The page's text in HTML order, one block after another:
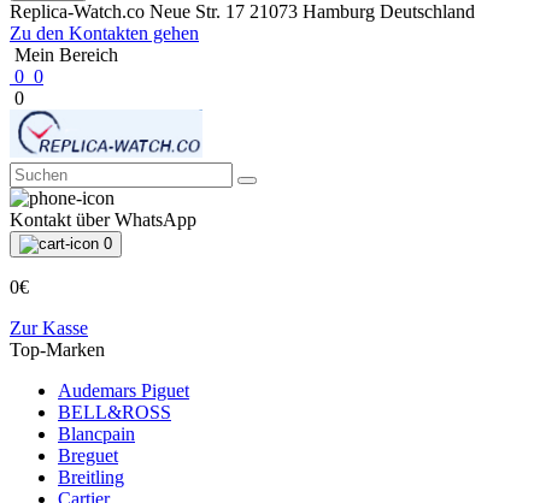
Replica-Watch.co Neue Str. 17 21073 Hamburg Deutschland
Zu den Kontakten gehen
Mein Bereich
0 0
0
Kontakt über WhatsApp
0
0€
Zur Kasse
Top-Marken
Audemars Piguet
BELL&ROSS
Blancpain
Breguet
Breitling
Cartier